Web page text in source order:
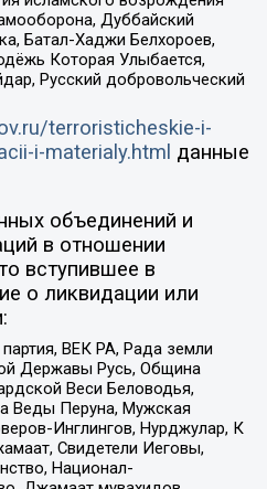
Дуббайский
Батал-Хаджи Белхороев,
Которая Улыбается,
Русский добровольческий
terroristicheskie-i-
i-materialy.html данные
объединений и
в отношении
вступившее в
о ликвидации или
ВЕК РА, Рада земли
Державы Русь, Община
Веси Беловодья,
Веды Перуна, Мужская
Инглингов, Нурджулар, К
Свидетели Иеговы,
Национал-